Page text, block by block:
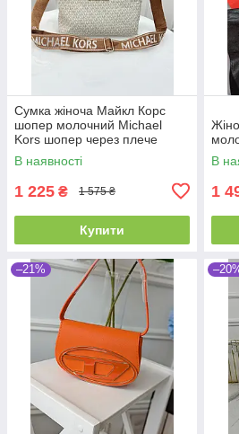
Сумка жіноча Майкл Корс
шопер молочний Michael
Kors шопер через плече
В наявності
1 225 ₴ 1 575 ₴
Купити
В
1
–21%